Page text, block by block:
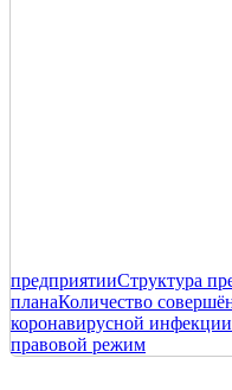
предприятииСтруктура
планаКоличество
коронавирусной
правовой режим